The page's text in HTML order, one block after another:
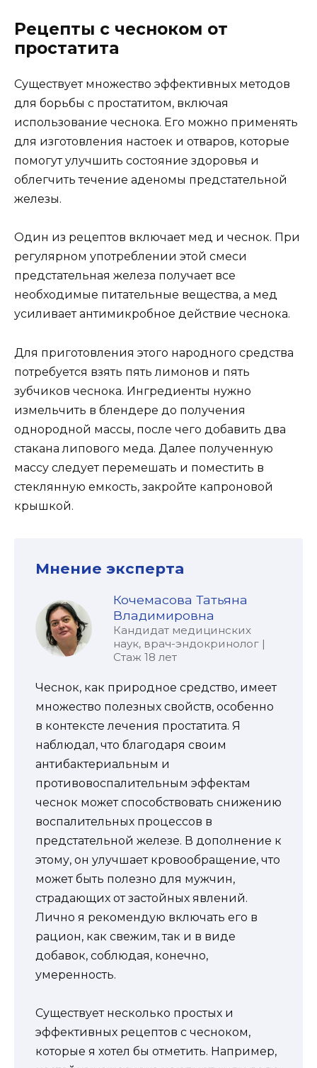
Рецепты с чесноком от
простатита
Существует множество эффективных методов
для борьбы с простатитом, включая
использование чеснока. Его можно применять
для изготовления настоек и отваров, которые
помогут улучшить состояние здоровья и
облегчить течение аденомы предстательной
железы.
Один из рецептов включает мед и чеснок. При
регулярном употреблении этой смеси
предстательная железа получает все
необходимые питательные вещества, а мед
усиливает антимикробное действие чеснока.
Для приготовления этого народного средства
потребуется взять пять лимонов и пять
зубчиков чеснока. Ингредиенты нужно
измельчить в блендере до получения
однородной массы, после чего добавить два
стакана липового меда. Далее полученную
массу следует перемешать и поместить в
стеклянную емкость, закройте капроновой
крышкой.
Мнение эксперта
Кочемасова Татьяна
Владимировна
Кандидат медицинских
наук, врач-эндокринолог |
Стаж 18 лет
Чеснок, как природное средство, имеет
множество полезных свойств, особенно
в контексте лечения простатита. Я
наблюдал, что благодаря своим
антибактериальным и
противовоспалительным эффектам
чеснок может способствовать снижению
воспалительных процессов в
предстательной железе. В дополнение к
этому, он улучшает кровообращение, что
может быть полезно для мужчин,
страдающих от застойных явлений.
Лично я рекомендую включать его в
рацион, как свежим, так и в виде
добавок, соблюдая, конечно,
умеренность.
Существует несколько простых и
эффективных рецептов с чесноком,
которые я хотел бы отметить. Например,